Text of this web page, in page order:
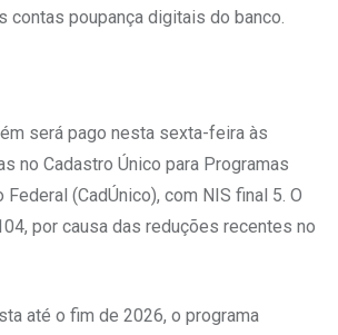
contas poupança digitais do banco.
será pago nesta sexta-feira às
no Cadastro Único para Programas
(CadÚnico), com NIS final 5. O
por causa das reduções recentes no
até o fim de 2026, o programa